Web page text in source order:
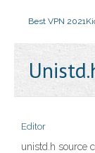
Best VPN 2021
Editor
unistd.h source